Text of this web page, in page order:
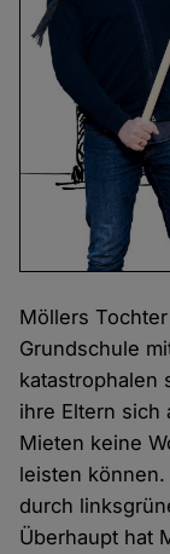
Möllers
Grundschule
katastrophalen
ihre Eltern sich
Mieten keine
leisten
durch
Überhaupt hat